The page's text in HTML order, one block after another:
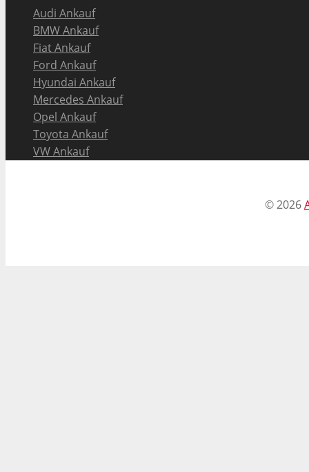
Audi Ankauf
BMW Ankauf
Fiat Ankauf
Ford Ankauf
Hyundai Ankauf
Mercedes Ankauf
Opel Ankauf
Toyota Ankauf
VW Ankauf
©2026